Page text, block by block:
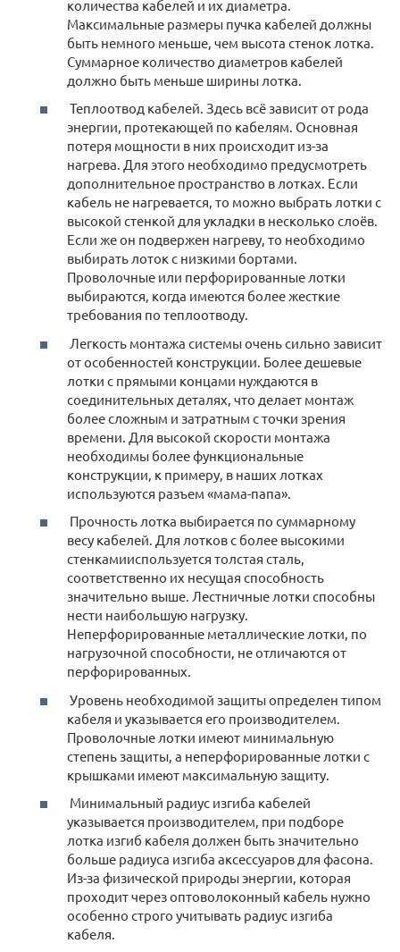
количества кабелей и их диаметра.
Максимальные размеры пучка кабелей должны
быть немного меньше, чем высота стенок лотка.
Суммарное количество диаметров кабелей
должно быть меньше ширины лотка.
Теплоотвод кабелей. Здесь всё зависит от рода
энергии, протекающей по кабелям. Основная
потеря мощности в них происходит из-за
нагрева. Для этого необходимо предусмотреть
дополнительное пространство в лотках. Если
кабель не нагревается, то можно выбрать лотки с
высокой стенкой для укладки в несколько слоёв.
Если же он подвержен нагреву, то необходимо
выбирать лоток с низкими бортами.
Проволочные или перфорированные лотки
выбираются, когда имеются более жесткие
требования по теплоотводу.
Легкость монтажа системы очень сильно зависит
от особенностей конструкции. Более дешевые
лотки с прямыми концами нуждаются в
соединительных деталях, что делает монтаж
более сложным и затратным с точки зрения
времени. Для высокой скорости монтажа
необходимы более функциональные
конструкции, к примеру, в наших лотках
используются разъем «мама-папа».
Прочность лотка выбирается по суммарному
весу кабелей. Для лотков с более высокими
стенкамииспользуется толстая сталь,
соответственно их несущая способность
значительно выше. Лестничные лотки способны
нести наибольшую нагрузку.
Неперфорированные металлические лотки, по
нагрузочной способности, не отличаются от
перфорированных.
Уровень необходимой защиты определен типом
кабеля и указывается его производителем.
Проволочные лотки имеют минимальную
степень защиты, а неперфорированные лотки с
крышками имеют максимальную защиту.
Минимальный радиус изгиба кабелей
указывается производителем, при подборе
лотка изгиб кабеля должен быть значительно
больше радиуса изгиба аксессуаров для фасона.
Из-за физической природы энергии, которая
проходит через оптоволоконный кабель нужно
особенно строго учитывать радиус изгиба
кабеля.